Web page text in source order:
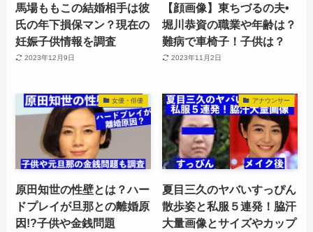
馬場ももこの結婚相手は彼
氏の年下損保マン？現在の
妊娠子供情報を調査
2023年12月9日
【顔画像】東ちづるの夫•
堀川恭資の職業や年齢は？
難病で車椅子！子供は？
2023年11月2日
女優・俳優
原田知世の性壁とは？ハー
ドプレイが旦那との離婚原
因!?子供や金銭問題
アナウンサー
夏目三久のヤバいすっぴん
散歩姿と私服５連発！脇汗
大量画像とサイズやカップ